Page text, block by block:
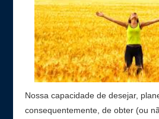
Contato
Nossa capacidade de desejar,
consequentemente, de obter (ou